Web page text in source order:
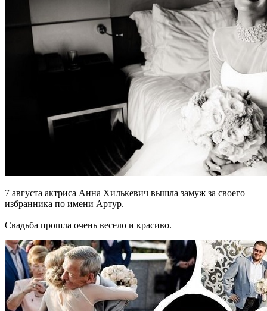
7 августа актриса Анна Хилькевич вышла замуж за своего
избранника по имени Артур.
Свадьба прошла очень весело и красиво.